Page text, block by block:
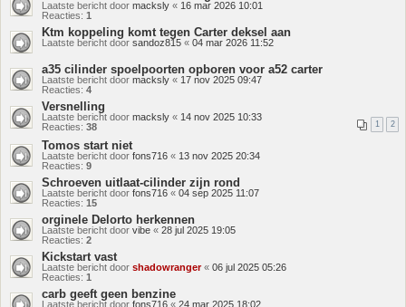
Laatste bericht door macksly « 16 mar 2026 10:01
Reacties: 1
Ktm koppeling komt tegen Carter deksel aan
Laatste bericht door sandoz815 « 04 mar 2026 11:52
a35 cilinder spoelpoorten opboren voor a52 carter
Laatste bericht door macksly « 17 nov 2025 09:47
Reacties: 4
Versnelling
Laatste bericht door macksly « 14 nov 2025 10:33
Reacties: 38 1 2
Tomos start niet
Laatste bericht door fons716 « 13 nov 2025 20:34
Reacties: 9
Schroeven uitlaat-cilinder zijn rond
Laatste bericht door fons716 « 04 sep 2025 11:07
Reacties: 15
orginele Delorto herkennen
Laatste bericht door vibe « 28 jul 2025 19:05
Reacties: 2
Kickstart vast
Laatste bericht door shadowranger« 06 jul 2025 05:26
Reacties: 1
carb geeft geen benzine
Laatste bericht door fons716 « 24 mar 2025 18:02